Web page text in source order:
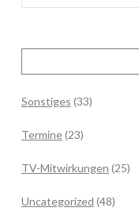
Sonstiges (33)
Termine(23)
TV-Mitwirkungen (25)
Uncategorized (48)